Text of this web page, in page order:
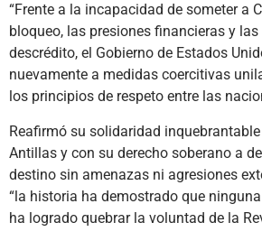
“Frente a la incapacidad de someter a
bloqueo, las presiones financieras y
descrédito, el Gobierno de Estados
nuevamente a medidas coercitivas
los principios de respeto entre las
Reafirmó su solidaridad
Antillas y con su derecho soberano a
destino sin amenazas ni agresiones
“la historia ha demostrado que
ha logrado quebrar la voluntad de la